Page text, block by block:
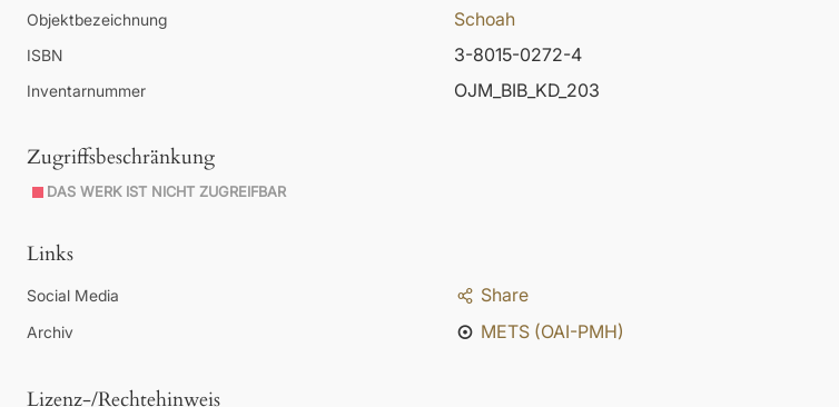
Objektbezeichnung Schoah
ISBN 3-8015-0272-4
Inventarnummer OJM_BIB_KD_203
Zugriffsbeschränkung
DAS WERK IST NICHT ZUGREIFBAR
Links
Social Media Share
Archiv METS (OAI-PMH)
Lizenz-/Rechtehinweis